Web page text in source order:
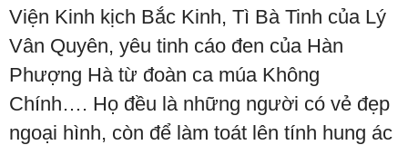
Viện Kinh kịch Bắc Kinh, Tì Bà Tinh của Lý
Vân Quyên, yêu tinh cáo đen của Hàn
Phượng Hà từ đoàn ca múa Không
Chính…. Họ đều là những người có vẻ đẹp
ngoại hình, còn để làm toát lên tính hung ác